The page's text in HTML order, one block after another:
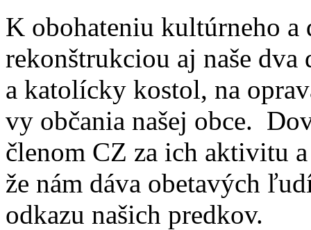
K obohateniu kultúrneho
rekonštrukciou aj naše
a katolícky kostol, na
vy občania našej obce.
členom CZ za ich aktivitu
že nám dáva obetavých
odkazu našich predkov.